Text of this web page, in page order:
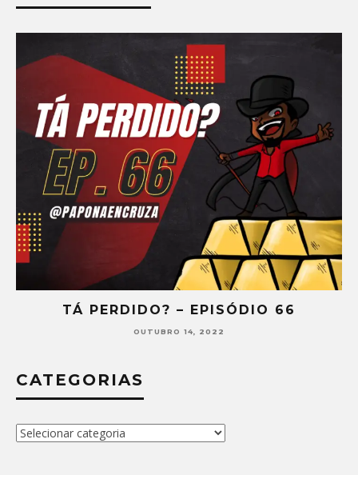
TÁ PERDIDO? – EPISÓDIO 65
SETEMBRO 30, 2022
CATEGORIAS
Categorias